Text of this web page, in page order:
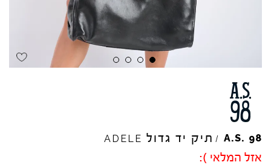
A.S. 98
/ תיק יד גדול ADELE
אזל המלאי ):